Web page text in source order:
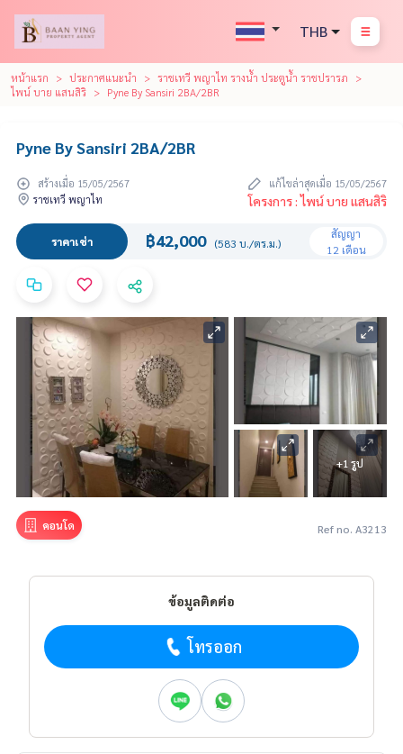
THB
หน้าแรก ประกาศแนะนำ
ราชเทวี พญาไท รางน้ำ ประตูน้ำ ราชปรารภ
ไพน์ บาย แสนสิริ
Pyne By Sansiri 2BA/2BR
Pyne By Sansiri 2BA/2BR
สร้างเมื่อ 15/05/2567
แก้ไขล่าสุดเมื่อ 15/05/2567
ราชเทวี พญาไท
โครงการ : ไพน์ บาย แสนสิริ
ราคาเช่า ฿42,000 (583 บ./ตร.ม.)
สัญญา
12 เดือน
+1 รูป
คอนโด Ref no. A3213
ข้อมูลติดต่อ
โทรออก